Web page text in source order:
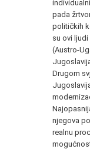
pada
političkih
su ovi
(Austro-
Drugom
njegova
realnu